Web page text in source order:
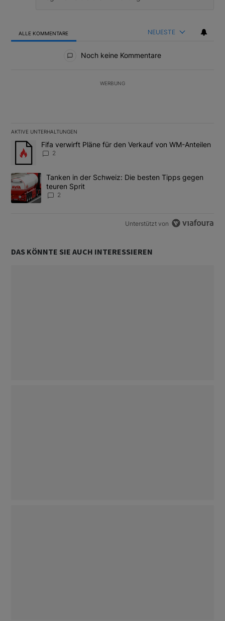
ALLE KOMMENTARE NEUESTE
Noch keine Kommentare
WERBUNG
AKTIVE UNTERHALTUNGEN
Das Folgende ist eine Liste der am meisten kommentierten
Ein Trendartikel mit dem Titel "Fifa verwirft Pläne für den
Fifa verwirft Pläne für den Verkauf von WM-Anteilen
2
Ein Trendartikel mit dem Titel "Tanken in der Schweiz: Die
Tanken in der Schweiz: Die besten Tipps gegen
teuren Sprit
2
Unterstützt von
DAS KÖNNTE SIE AUCH INTERESSIEREN